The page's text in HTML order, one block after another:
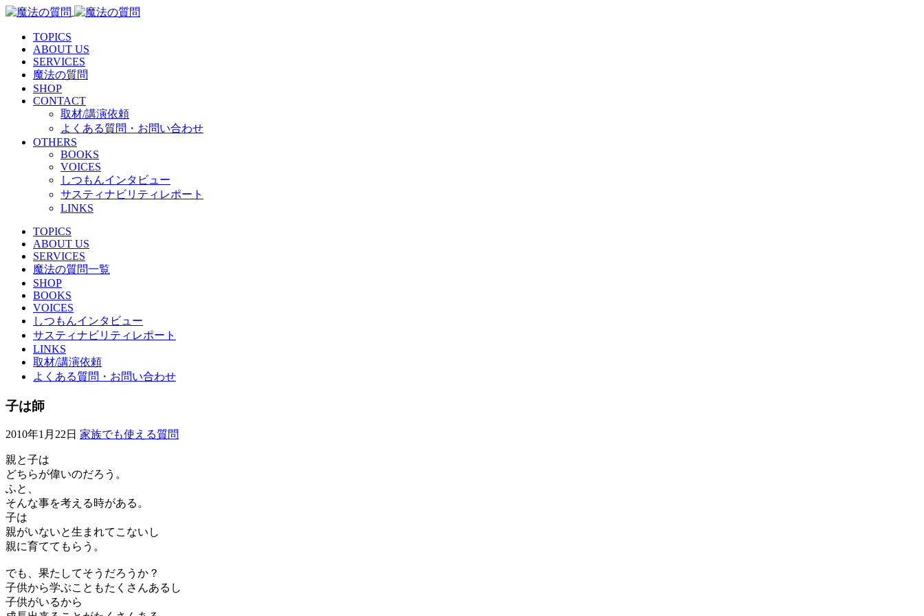
TOPICS
ABOUT US
SERVICES
魔法の質問
SHOP
CONTACT
取材/講演依頼
よくある質問・お問い合わせ
OTHERS
BOOKS
VOICES
しつもんインタビュー
サスティナビリティレポート
LINKS
TOPICS
ABOUT US
SERVICES
魔法の質問一覧
SHOP
BOOKS
VOICES
しつもんインタビュー
サスティナビリティレポート
LINKS
取材/講演依頼
よくある質問・お問い合わせ
子は師
2010年1月22日 家族でも使える質問
親と子は
どちらが偉いのだろう。
ふと、
そんな事を考える時がある。
子は
親がいないと生まれてこないし
親に育ててもらう。
でも、果たしてそうだろうか？
子供から学ぶこともたくさんあるし
子供がいるから